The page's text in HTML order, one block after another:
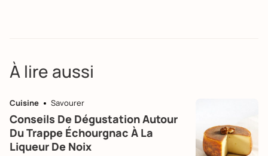
À lire aussi
Cuisine Savourer
Conseils De Dégustation Autour
Du Trappe Échourgnac À La
Liqueur De Noix